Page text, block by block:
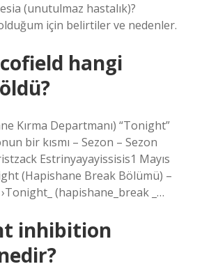
(unutulmaz hastalık)?
için belirtiler ve nedenler.
hangi
Kırma Departmanı) “Tonight”
bir kısmı – Sezon – Sezon
Estrinyayayissisis1 Mayıs
(Hapishane Break Bölümü) –
(hapishane_break _…
inhibition